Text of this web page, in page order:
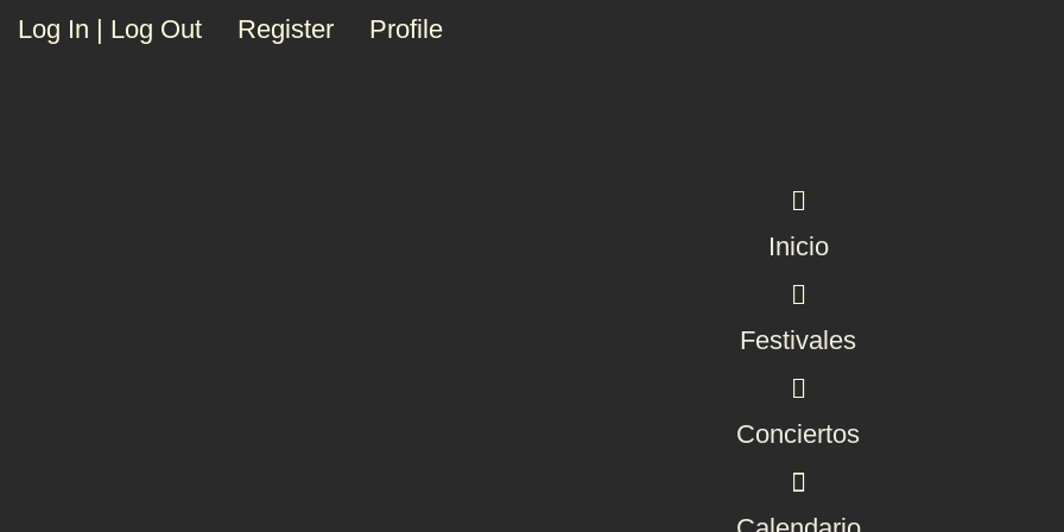
Log In | Log Out Register Profile
Inicio
Festivales
Conciertos